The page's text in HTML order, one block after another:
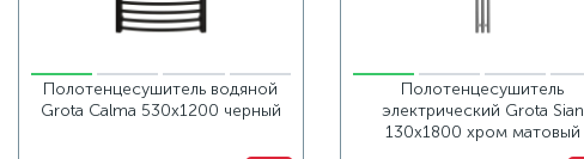
Полотенцесушитель водяной
Grota Calma 530x1200 черный
Полотенцесушитель
электрический Grota Sian
130х1800 хром матовый